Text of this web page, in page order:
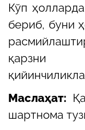
Кўп
бериб, буни
қарзни
Маслаҳат:
шартнома